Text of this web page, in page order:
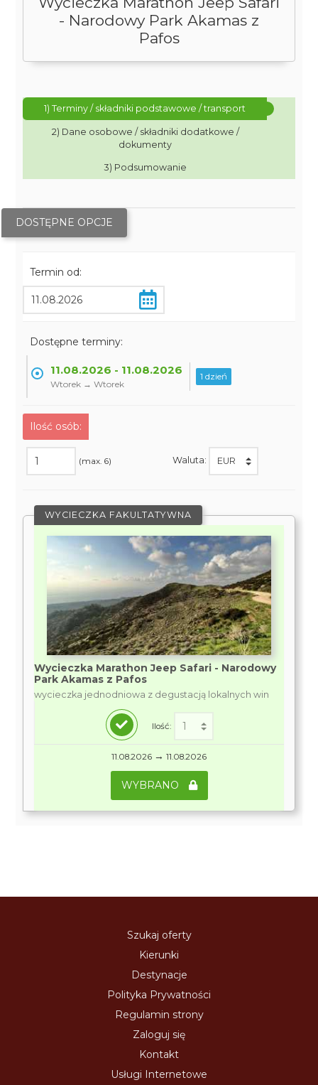
- Narodowy Park Akamas z
Pafos
1) Terminy / składniki podstawowe / transport
2) Dane osobowe / składniki dodatkowe /
dokumenty
3) Podsumowanie
DOSTĘPNE OPCJE
Termin od:
Dostępne terminy:
11.08.2026 - 11.08.2026
Wtorek → Wtorek
1 dzień
Ilość osób:
(max. 6) Waluta:
WYCIECZKA FAKULTATYWNA
Wycieczka Marathon Jeep Safari - Narodowy
Park Akamas z Pafos
wycieczka jednodniowa z degustacją lokalnych win
Ilość:
11.08.2026 → 11.08.2026
WYBRANO
Szukaj oferty
Kierunki
Destynacje
Polityka Prywatności
Regulamin strony
Zaloguj się
Kontakt
Usługi Internetowe